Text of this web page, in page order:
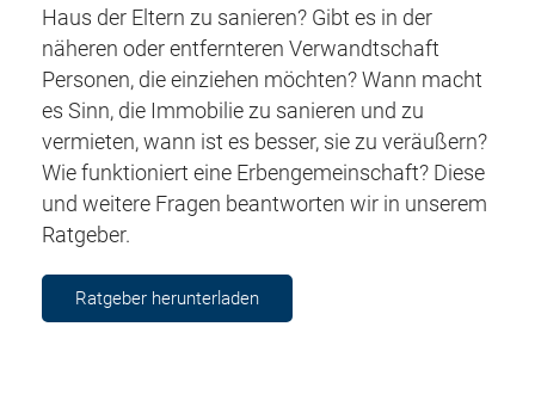
Haus der Eltern zu sanieren? Gibt es in der
näheren oder entfernteren Verwandtschaft
Personen, die einziehen möchten? Wann macht
es Sinn, die Immobilie zu sanieren und zu
vermieten, wann ist es besser, sie zu veräußern?
Wie funktioniert eine Erbengemeinschaft? Diese
und weitere Fragen beantworten wir in unserem
Ratgeber.
Ratgeber herunterladen